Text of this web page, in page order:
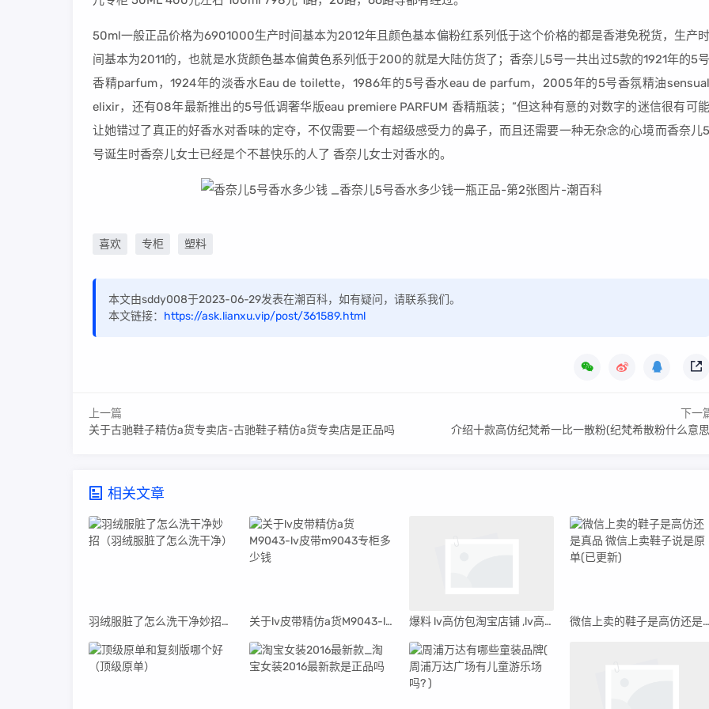
50ml一般正品价格为6901000生产时间基本为2012年且颜色基本偏粉红系列低于这个价格的都是香港免税货，生产时
间基本为2011的，也就是水货颜色基本偏黄色系列低于200的就是大陆仿货了；香奈儿5号一共出过5款的1921年的5号
香精parfum，1924年的淡香水Eau de toilette，1986年的5号香水eau de parfum，2005年的5号香氛精油sensual
elixir，还有08年最新推出的5号低调奢华版eau premiere PARFUM 香精瓶装；”但这种有意的对数字的迷信很有可能
让她错过了真正的好香水对香味的定夺，不仅需要一个有超级感受力的鼻子，而且还需要一种无杂念的心境而香奈儿5
号诞生时香奈儿女士已经是个不甚快乐的人了 香奈儿女士对香水的。
喜欢 专柜 塑料
本文由sddy008于2023-06-29发表在潮百科，如有疑问，请联系我们。
本文链接： https://ask.lianxu.vip/post/361589.html
上一篇
关于古驰鞋子精仿a货专卖店-古驰鞋子精仿a货专卖店是正品吗
下一
介绍十款高仿纪梵希一比一散粉(纪梵希散粉什么意
相关文章
羽绒服脏了怎么洗干净妙招（羽绒服脏了怎么洗干净） 关于lv皮带精仿a货M9043-lv皮带m9043专柜多少钱 爆料 lv高仿包淘宝店铺 ,lv高仿货源 微信上卖的鞋子是高仿还是真品 微信上卖鞋子说是原单(已更新)